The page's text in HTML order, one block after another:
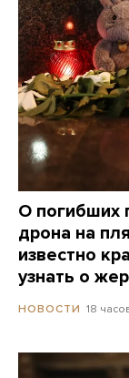
О погибших
дрона на
известно
узнать о
НОВОСТИ 18